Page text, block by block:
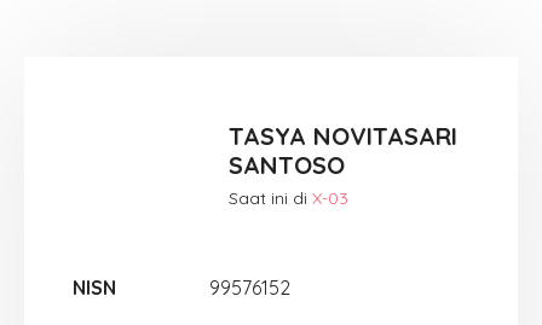
TASYA NOVITASARI
SANTOSO
Saat ini di X-03
NISN 99576152